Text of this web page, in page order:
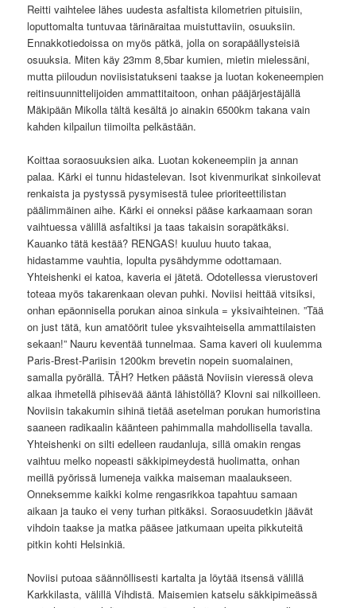
Reitti vaihtelee lähes uudesta asfaltista kilometrien pituisiin,
loputtomalta tuntuvaa tärinäraitaa muistuttaviin, osuuksiin.
Ennakkotiedoissa on myös pätkä, jolla on sorapäällysteisiä
osuuksia. Miten käy 23mm 8,5bar kumien, mietin mielessäni,
mutta piiloudun noviisistatukseni taakse ja luotan kokeneempien
reitinsuunnittelijoiden ammattitaitoon, onhan pääjärjestäjällä
Mäkipään Mikolla tältä kesältä jo ainakin 6500km takana vain
kahden kilpailun tiimoilta pelkästään.
Koittaa soraosuuksien aika. Luotan kokeneempiin ja annan
palaa. Kärki ei tunnu hidastelevan. Isot kivenmurikat sinkoilevat
renkaista ja pystyssä pysymisestä tulee prioriteettilistan
päälimmäinen aihe. Kärki ei onneksi pääse karkaamaan soran
vaihtuessa välillä asfaltiksi ja taas takaisin sorapätkäksi.
Kauanko tätä kestää? RENGAS! kuuluu huuto takaa,
hidastamme vauhtia, lopulta pysähdymme odottamaan.
Yhteishenki ei katoa, kaveria ei jätetä. Odotellessa vierustoveri
toteaa myös takarenkaan olevan puhki. Noviisi heittää vitsiksi,
onhan epäonnisella porukan ainoa sinkula = yksivaihteinen. ”Tää
on just tätä, kun amatöörit tulee yksvaihteisella ammattilaisten
sekaan!” Nauru keventää tunnelmaa. Sama kaveri oli kuulemma
Paris-Brest-Pariisin 1200km brevetin nopein suomalainen,
samalla pyörällä. TÄH? Hetken päästä Noviisin vieressä oleva
alkaa ihmetellä pihisevää ääntä lähistöllä? Klovni sai nilkoilleen.
Noviisin takakumin sihinä tietää asetelman porukan humoristina
saaneen radikaalin käänteen pahimmalla mahdollisella tavalla.
Yhteishenki on silti edelleen raudanluja, sillä omakin rengas
vaihtuu melko nopeasti säkkipimeydestä huolimatta, onhan
meillä pyörissä lumeneja vaikka maiseman maalaukseen.
Onneksemme kaikki kolme rengasrikkoa tapahtuu samaan
aikaan ja tauko ei veny turhan pitkäksi. Soraosuudetkin jäävät
vihdoin taakse ja matka pääsee jatkumaan upeita pikkuteitä
pitkin kohti Helsinkiä.
Noviisi putoaa säännöllisesti kartalta ja löytää itsensä välillä
Karkkilasta, välillä Vihdistä. Maisemien katselu säkkipimeässä